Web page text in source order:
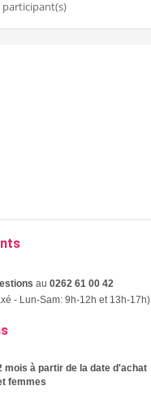
participant(s)
au 0262 61 00 42
- Lun-Sam: 9h-12h et 13h-17h)
mois à partir de la date d'achat
femmes